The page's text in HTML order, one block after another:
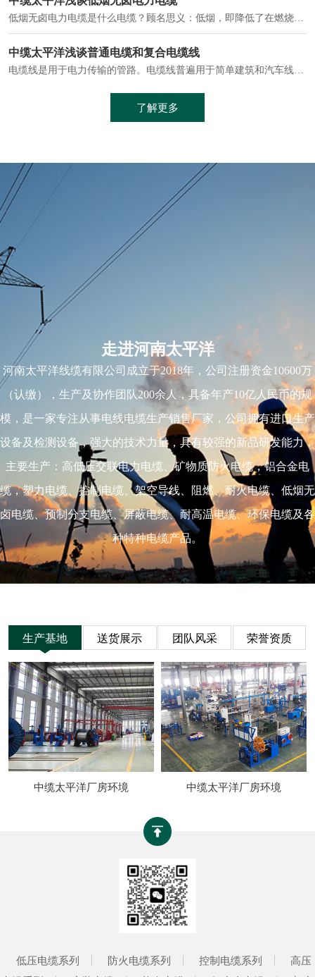
低烟无卤电力电缆是什么电缆？顾名思义：低烟，即降低了在燃烧时有害物体的产生；卤素对于人体来说是一种有毒气体，无卤就是没有毒气体的释放，通常是针对电缆遇火灾时而言的。低烟无卤电力电缆又可以称之为环保电缆，低烟无卤电缆大多数用于医院和对环境卫生要求比较严格的地方。
中缆太平洋浅谈普通电缆和复合电缆线
电缆线是用于电力传输的管路。电缆线普遍用于简单建筑和汽车线材，作为能源输送缆线，电缆线的复杂结构勿庸置疑。根据目标功能，电缆线具有以下一些特点：建筑用和车用线材要求轻质、大批量生产、价格低廉、具有相当的电学和力学性能和长时间的耐老化性能；工业用线材必须具有符合客户要求的性能；
了解更多
走进河南太平洋
河南太平洋线缆有限公司成立于2018年，公司注册资金10600万
（认缴），生产及协作团队200余人，具备年产10亿人民币的规
模，是一家专注从事电线电缆生产销售厂家，公司拥有进口生产
设备及检测设备，强大的技术力量，具有较强的新品研发能力，
主要生产：高低压交联电力电缆、矿物质防火电缆，铝合金电
缆，塑力电缆、控制电缆、架空导线、阻燃、耐火电缆、低烟无
卤电缆、预制分支电缆、屏蔽电缆、耐高温电缆、环保电缆及各
种特种电缆产品。
生产基地 送货展示 团队风采 荣誉资质
中缆太平洋厂房环境 中缆太平洋厂房环境
低压电缆系列 防火电缆系列 控制电缆系列
高压